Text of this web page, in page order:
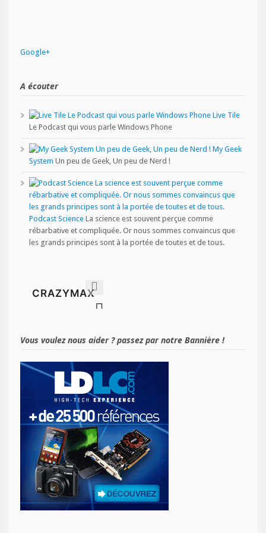
Google+
A écouter
Live Tile
Le Podcast qui vous parle Windows Phone
My Geek
System Un peu de Geek, Un peu de Nerd !
Podcast Science La science est souvent perçue comme
rébarbative et compliquée. Or nous sommes convaincus que
les grands principes sont à la portée de toutes et de tous.
Vous voulez nous aider ? passez par notre Bannière !